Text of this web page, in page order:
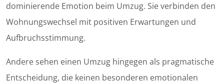
dominierende Emotion beim Umzug. Sie verbinden den
Wohnungswechsel mit positiven Erwartungen und
Aufbruchsstimmung.
Andere sehen einen Umzug hingegen als pragmatische
Entscheidung, die keinen besonderen emotionalen